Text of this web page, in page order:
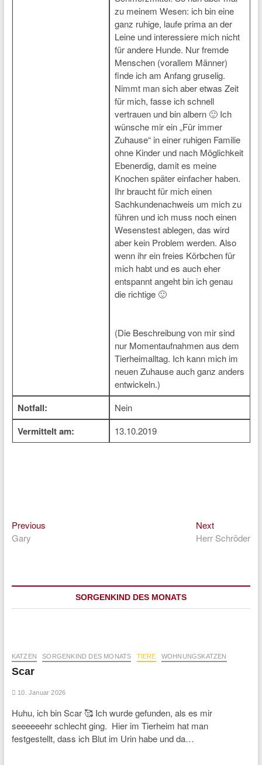
zu meinem Wesen: ich bin eine
ganz ruhige, laufe prima an der
Leine und interessiere mich nicht
für andere Hunde. Nur fremde
Menschen (vorallem Männer)
finde ich am Anfang gruselig.
Nimmt man sich aber etwas Zeit
für mich, fasse ich schnell
vertrauen und bin albern 🙂 Ich
wünsche mir ein „Für immer
Zuhause“ in einer ruhigen Familie
ohne Kinder und nach Möglichkeit
Ebenerdig, damit es meine
Knochen später einfacher haben.
Ihr braucht für mich einen
Sachkundenachweis um mich zu
führen und ich muss noch einen
Wesenstest ablegen, das wird
aber kein Problem werden. Also
wenn ihr ein freies Körbchen für
mich habt und es auch eher
entspannt angeht bin ich genau
die richtige 🙂
(Die Beschreibung von mir sind
nur Momentaufnahmen aus dem
Tierheimalltag. Ich kann mich im
neuen Zuhause auch ganz anders
entwickeln.)
Notfall: Nein
Vermittelt am: 13.10.2019
Beitragsnavigation
PreviousPrevious
Gary
NextNext
post:
Herr Schröder
SORGENKIND DES MONATS
KATZEN SORGENKIND DES MONATS TIERE WOHNUNGSKATZEN
Scar
10. Januar 2026
Huhu, ich bin Scar 🥰 Ich wurde gefunden, als es mir
seeeeeehr schlecht ging. Hier im Tierheim hat man
festgestellt, dass ich Blut im Urin habe und da…